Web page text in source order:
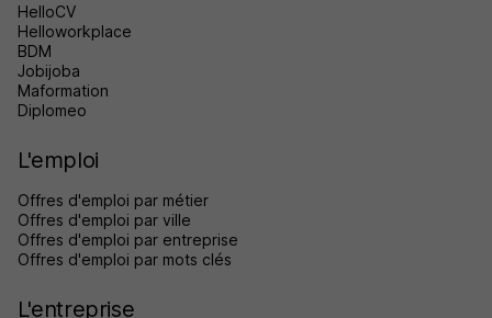
HelloCV
Helloworkplace
BDM
Jobijoba
Maformation
Diplomeo
L'emploi
Offres d'emploi par métier
Offres d'emploi par ville
Offres d'emploi par entreprise
Offres d'emploi par mots clés
L'entreprise